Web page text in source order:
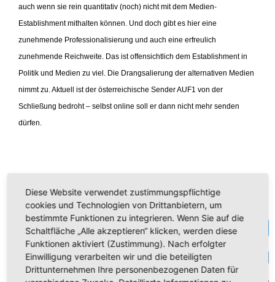
auch wenn sie rein quantitativ (noch) nicht mit dem Medien-
Establishment mithalten können. Und doch gibt es hier eine
zunehmende Professionalisierung und auch eine erfreulich
zunehmende Reichweite. Das ist offensichtlich dem Establishment in
Politik und Medien zu viel. Die Drangsalierung der alternativen Medien
nimmt zu. Aktuell ist der österreichische Sender AUF1 von der
Schließung bedroht – selbst online soll er dann nicht mehr senden
dürfen.
werde das auch zukünftig tun können. Sehen Sie hier mein jüngstes
Interview über die Finanzsituation der EU und die Verirrungen der
Klimakleber:
Diese Website verwendet zustimmungspflichtige
cookies und Technologien von Drittanbietern, um
bestimmte Funktionen zu integrieren. Wenn Sie auf die
Schaltfläche „Alle akzeptieren“ klicken, werden diese
Funktionen aktiviert (Zustimmung). Nach erfolgter
Einwilligung verarbeiten wir und die beteiligten
Drittunternehmen Ihre personenbezogenen Daten für